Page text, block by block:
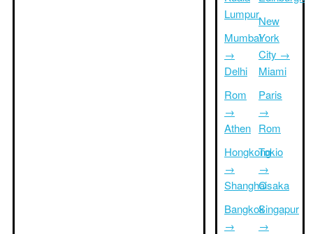
Lumpur
Mumbai
→
Delhi
Rom
→
Athen
Hongkong
→
Shanghai
Bangkok
→
New
York
City →
Miami
Paris
→
Rom
Tokio
→
Osaka
Singapur
→